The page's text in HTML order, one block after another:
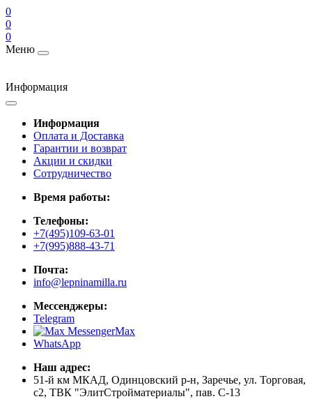
0
0
0
Меню
Информация
Информация
Оплата и Доставка
Гарантии и возврат
Акции и скидки
Cотрудничество
Время работы:
Телефоны:
+7(495)109-63-01
+7(995)888-43-71
Почта:
info@lepninamilla.ru
Мессенджеры:
Telegram
Max
WhatsApp
Наш адрес:
51-й км МКАД, Одинцовский р-н, Заречье, ул. Торговая,
с2, ТВК "ЭлитСтройматериалы", пав. С-13